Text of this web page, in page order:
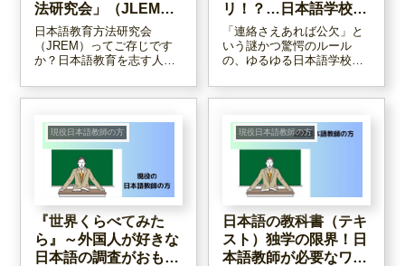
法研究会」（JLEM）
のススメ
日本語教育方法研究会
（JREM）ってご存じです
か？日本語教育を志す人々
や研究を報告する会です。
年に二回開催されていま
たこの研究会に参加してき
たので、レポートします。
リ！？…日本語学校ガ
チャの恐怖！？
「連絡さえあれば公欠」と
いう謎かつ驚愕のルール
の、ゆるゆる日本語学校が
課となるスバルタ日本語学
校も。学校ごとにバラバラ
の定義。留学生の人生を左
右する出席率の裏側にモヤ
モヤしている日本語教師が
綴りました。
現役日本語教師の方
『世界くらべてみた
ら』～外国人が好きな
日本語の調査がおもし
現役日本語教師の方
日本語の教科書（テキ
スト）独学の限界！日
本語教師が必要なワ